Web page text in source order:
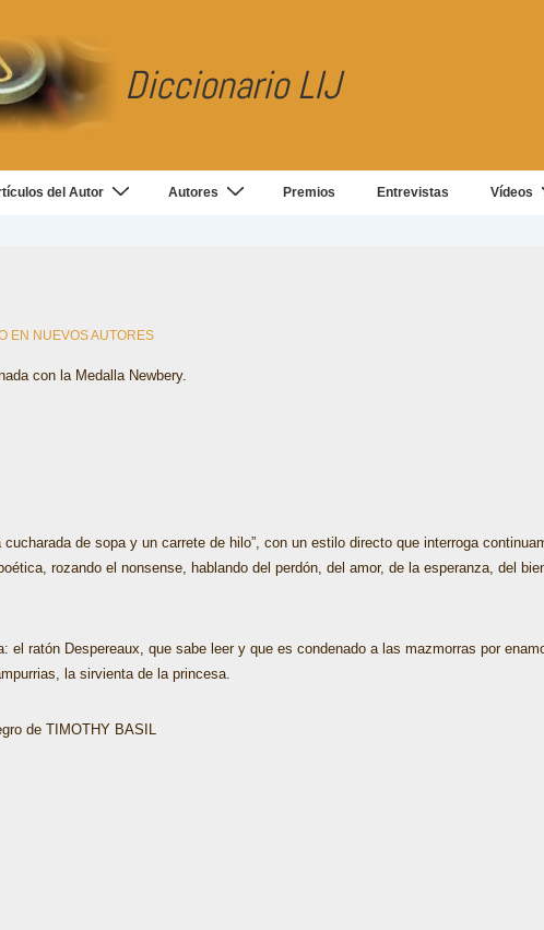
Diccionario LIJ
del Autor Autores Premios Entrevistas Vídeos
EN NUEVOS AUTORES
con la Medalla Newbery.
de sopa y un carrete de hilo”, con un estilo directo que interroga
rozando el nonsense, hablando del perdón, del amor, de la esperanza, del
ratón Despereaux, que sabe leer y que es condenado a las mazmorras por
la sirvienta de la princesa.
de TIMOTHY BASIL